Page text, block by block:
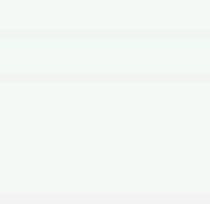
батарей